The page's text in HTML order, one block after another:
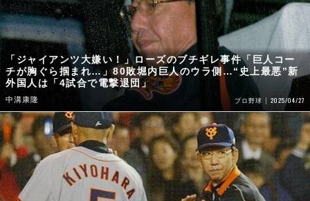
「ジャイアンツ大嫌い！」ローズのブチギレ事件「巨人コー
チが胸ぐら掴まれ…」80敗堀内巨人のウラ側…“史上最悪”新
外国人は「4試合で電撃退団」
中溝康隆 プロ野球 2025/04/27